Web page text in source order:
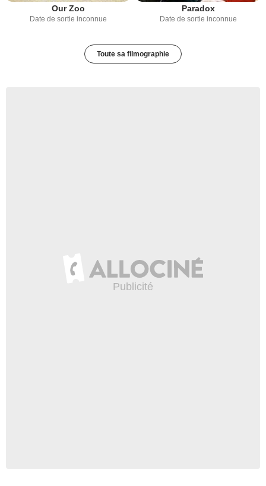
Our Zoo
Date de sortie inconnue
Paradox
Date de sortie inconnue
Toute sa filmographie